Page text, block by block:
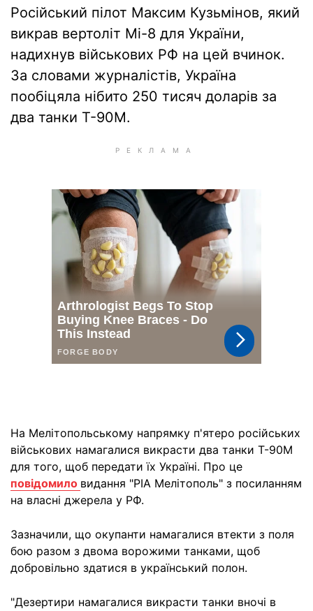
Російський пілот Максим Кузьмінов, який
викрав вертоліт Мі-8 для України,
надихнув військових РФ на цей вчинок.
За словами журналістів, Україна
пообіцяла нібито 250 тисяч доларів за
два танки Т-90М.
На Мелітопольському напрямку п'ятеро російських
військових намагалися викрасти два танки Т-90М
для того, щоб передати їх Україні. Про це
повідомило видання "РІА Мелітополь" з посиланням
на власні джерела у РФ.
Зазначили, що окупанти намагалися втекти з поля
бою разом з двома ворожими танками, щоб
добровільно здатися в український полон.
"Дезертири намагалися викрасти танки вночі в